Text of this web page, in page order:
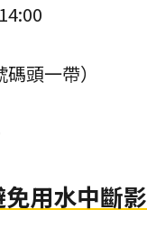
頭一帶）
用水中斷